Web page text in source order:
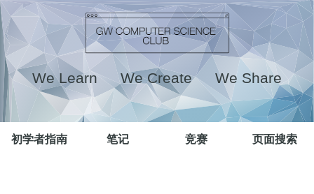
We Learn We Create We Share
初学者指南 笔记 竞赛 页面搜索